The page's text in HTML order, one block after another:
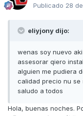
Publicado 28
eliyjony dijo:
wenas soy nuevo
assesorar qiero
alguien me pudiera
calidad precio nu se
saludo a todos
Hola, buenas noches.